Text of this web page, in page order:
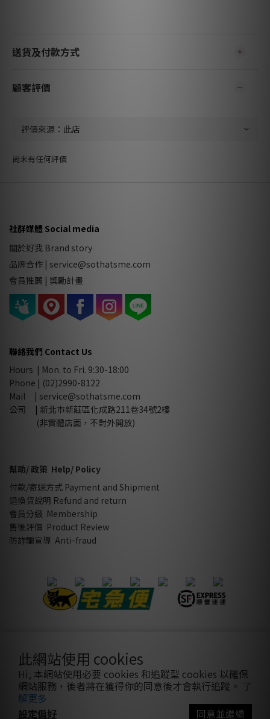
此網站使用 cookies
Hi, 本網站使用必要 cookies 和追蹤型 cookies 以確保
網站服務，後者將在獲得你的同意後才會執行追蹤。 了
解更多
設定偏好
同意並繼續
送貨及付款方式
顧客評價
尚未有任何評價
社群媒體 Social media
關於好我 Brand story
品牌合作 | service@sothatsme.com
會員推薦 | 獎勵計畫
聯絡我們 Contact Us
Hours | Mon. to Fri. 9:30-18:00
Phone | (02)2990-8122
Mail | service@sothatsme.com
公司
| 新北市新莊區化成路211巷34號2樓
(非實體店面，不對外開放)
幫助/ 政策 Help/ Policy
付款/寄送方式 Payment and Shipment
退換貨說明 Refund and return
會員分級 Membership
售後評價 Product Review
防詐騙宣導 Anti-fraud
編:28927332